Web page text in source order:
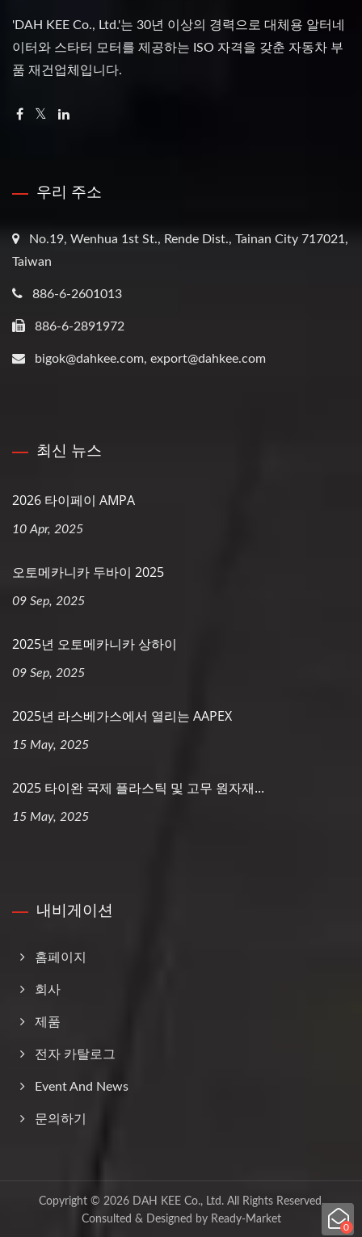
0
'DAH KEE Co., Ltd.'는 30년 이상의 경력으로 대체용 알터네
이터와 스타터 모터를 제공하는 ISO 자격을 갖춘 자동차 부
품 재건업체입니다.
우리 주소
No.19, Wenhua 1st St., Rende Dist., Tainan City 717021,
Taiwan
886-6-2601013
886-6-2891972
bigok@dahkee.com, export@dahkee.com
최신 뉴스
2026 타이페이 AMPA
10 Apr, 2025
오토메카니카 두바이 2025
09 Sep, 2025
2025년 오토메카니카 상하이
09 Sep, 2025
2025년 라스베가스에서 열리는 AAPEX
15 May, 2025
2025 타이완 국제 플라스틱 및 고무 원자재...
15 May, 2025
내비게이션
홈페이지
회사
제품
전자 카탈로그
Event And News
문의하기
Copyright © 2026 DAH KEE Co., Ltd.All Rights Reserved.
Consulted & Designed by Ready-Market